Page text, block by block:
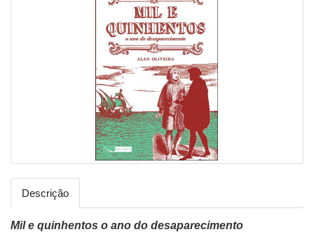
Descrição
Mil e quinhentos o ano do desaparecimento